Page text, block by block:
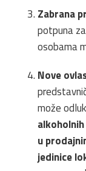
Zabrana
potpuna
osobama
Nove
može
u
jedinice